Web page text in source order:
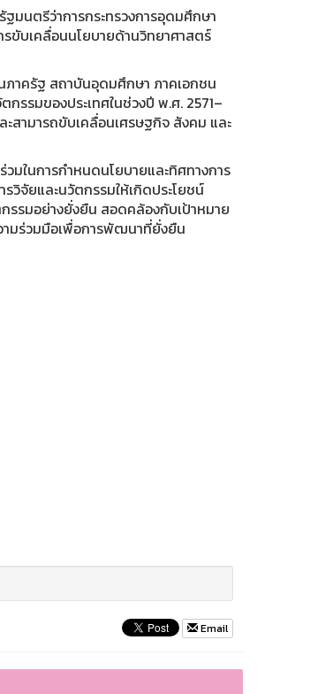
มนตรีว่าการกระทรวงการอุดมศึกษา
ขับเคลื่อนนโยบายด้านวิทยาศาสตร์
ภาครัฐ สถาบันอุดมศึกษา ภาคเอกชน
รรมของประเทศในช่วงปี พ.ศ. 2571–
สามารถขับเคลื่อนเศรษฐกิจ สังคม และ
ในการกำหนดนโยบายและทิศทางการ
จัยและนวัตกรรมให้เกิดประโยชน์
รรมอย่างยั่งยืน สอดคล้องกับเป้าหมาย
ามร่วมมือเพื่อการพัฒนาที่ยั่งยืน
Email